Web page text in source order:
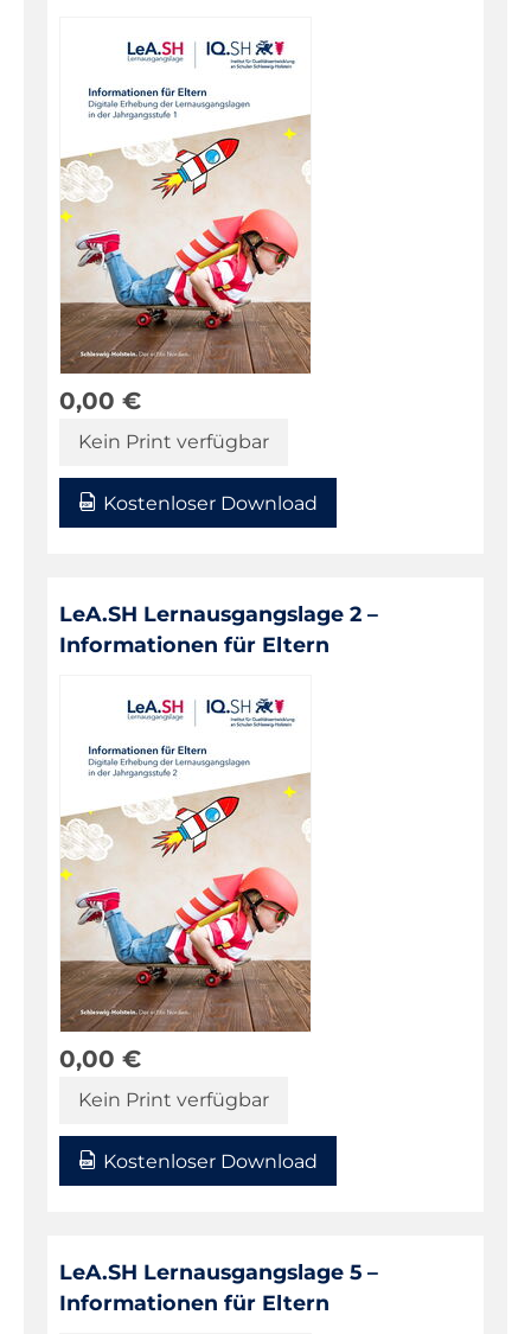
0,00 €
Kein Print verfügbar
Kostenloser Download
LeA.SH Lernausgangslage 2 –
Informationen für Eltern
0,00 €
Kein Print verfügbar
Kostenloser Download
LeA.SH Lernausgangslage 5 –
Informationen für Eltern